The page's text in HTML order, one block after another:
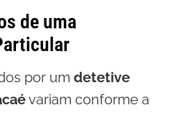
de uma
por um detetive
variam conforme a